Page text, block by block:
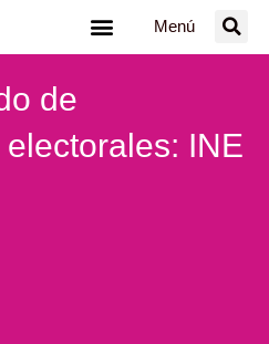
Menú
de
INE